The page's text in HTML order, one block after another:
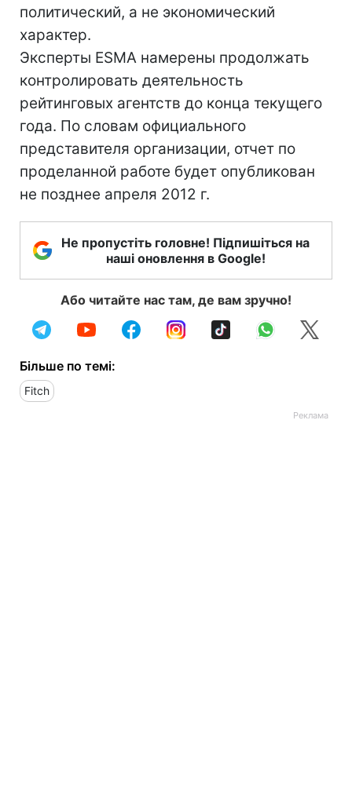
политический, а не экономический
характер.
Эксперты ESMA намерены продолжать
контролировать деятельность
рейтинговых агентств до конца текущего
года. По словам официального
представителя организации, отчет по
проделанной работе будет опубликован
не позднее апреля 2012 г.
Не пропустіть головне! Підпишіться на
наші оновлення в Google!
Або читайте нас там, де вам зручно!
Більше по темі:
Fitch